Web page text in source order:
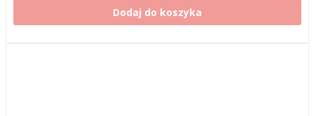
Dodaj do koszyka